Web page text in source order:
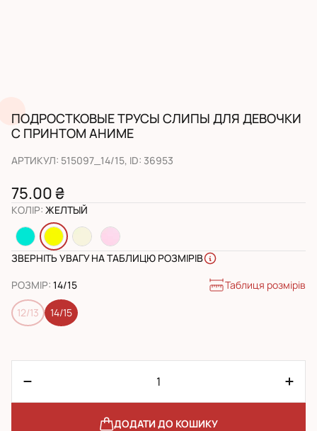
ПОДРОСТКОВЫЕ ТРУСЫ СЛИПЫ ДЛЯ ДЕВОЧКИ
С ПРИНТОМ АНИМЕ
АРТИКУЛ: 515097_14/15, ID: 36953
75.00 ₴
КОЛІР: ЖЕЛТЫЙ
ЗВЕРНІТЬ УВАГУ НА ТАБЛИЦЮ РОЗМІРІВ
РОЗМІР: 14/15 Таблиця розмірів
12/13 14/15
ДОДАТИ ДО КОШИКУ